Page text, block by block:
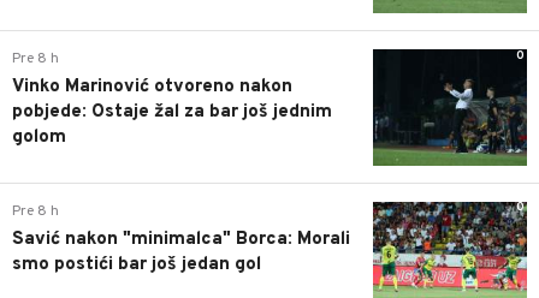
0
Pre 8 h
Vinko Marinović otvoreno nakon
pobjede: Ostaje žal za bar još jednim
golom
0
Pre 8 h
Savić nakon "minimalca" Borca: Morali
smo postići bar još jedan gol